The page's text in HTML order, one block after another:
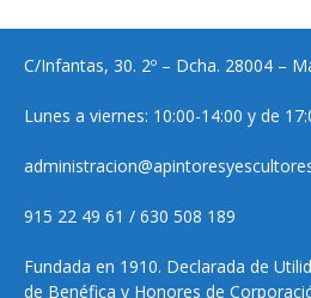
C/Infantas, 30. 2º – Dcha. 28004 –
Lunes a viernes: 10:00-14:00 y de
915 22 49 61 / 630 508 189
Fundada en 1910. Declarada de
de Benéfica y Honores de